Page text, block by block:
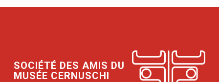
SOCIÉTÉ DES AMIS DU
MUSÉE CERNUSCHI